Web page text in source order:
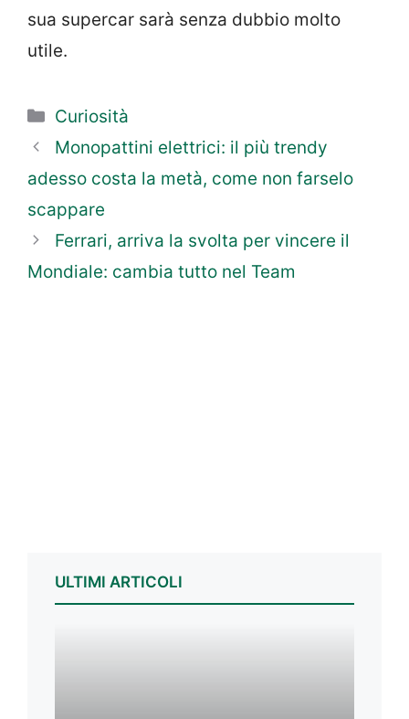
sua supercar sarà senza dubbio molto
utile.
Categorie
Curiosità
Monopattini elettrici: il più trendy
adesso costa la metà, come non farselo
scappare
Ferrari, arriva la svolta per vincere il
Mondiale: cambia tutto nel Team
ULTIMI ARTICOLI